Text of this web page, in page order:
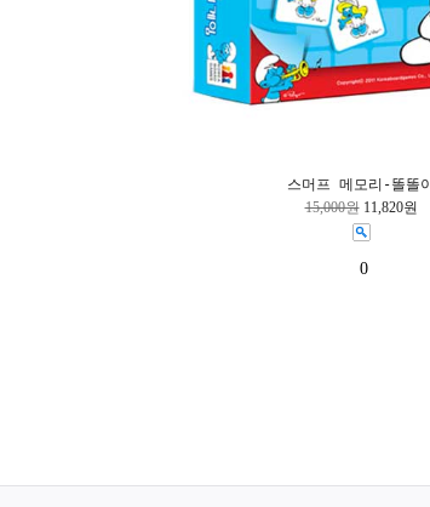
스머프 메모리-똘똘이
15,000원 11,820원
0